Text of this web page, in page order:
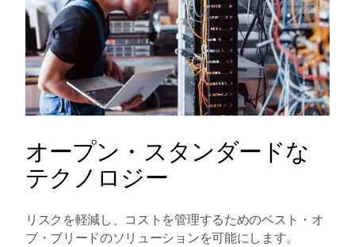
オープン・スタンダードな
テクノロジー
リスクを軽減し、コストを管理するためのベスト・オ
ブ・ブリードのソリューションを可能にします。